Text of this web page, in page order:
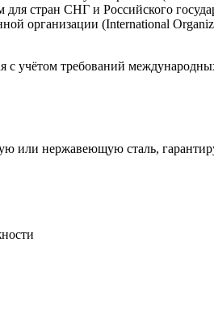
стран СНГ и Российского
организации (International
учётом требований
или нержавеющую сталь,